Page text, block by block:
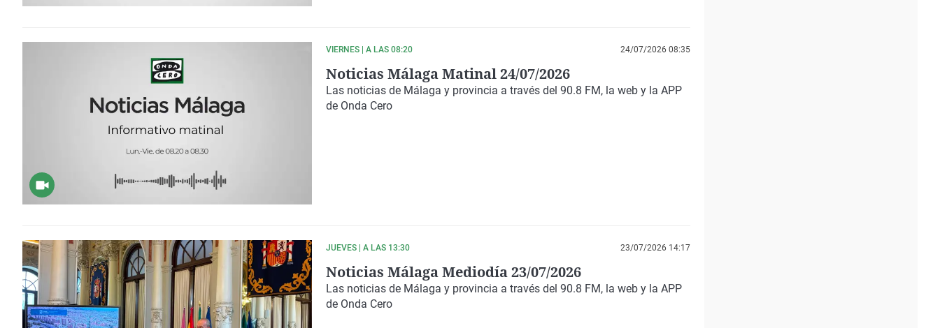
VIERNES | A LAS 08:20 24/07/2026 08:35
Noticias Málaga Matinal 24/07/2026
Las noticias de Málaga y provincia a través del 90.8 FM, la web y la APP
de Onda Cero
JUEVES | A LAS 13:30 23/07/2026 14:17
Noticias Málaga Mediodía 23/07/2026
Las noticias de Málaga y provincia a través del 90.8 FM, la web y la APP
de Onda Cero